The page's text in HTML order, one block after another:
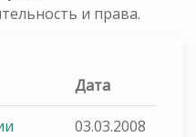
и права.
Дата
03.03.2008